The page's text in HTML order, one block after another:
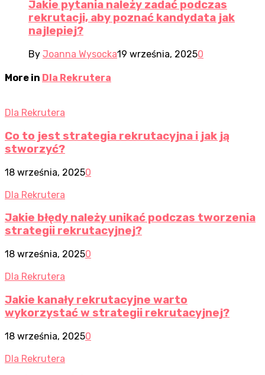
Jakie pytania należy zadać podczas
rekrutacji, aby poznać kandydata jak
najlepiej?
By Joanna Wysocka19 września, 20250
More in Dla Rekrutera
Dla Rekrutera
Co to jest strategia rekrutacyjna i jak ją
stworzyć?
18 września, 20250
Dla Rekrutera
Jakie błędy należy unikać podczas tworzenia
strategii rekrutacyjnej?
18 września, 20250
Dla Rekrutera
Jakie kanały rekrutacyjne warto
wykorzystać w strategii rekrutacyjnej?
18 września, 20250
Dla Rekrutera